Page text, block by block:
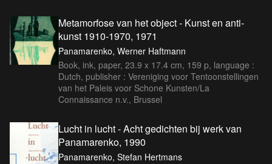
Metamorfose van het object - Kunst en anti-
kunst 1910-1970, 1971
Panamarenko, Werner Haftmann
Book, ink, paper, 23.9 x 17.4 cm, 159 p, language :
Dutch, publisher : Vereniging voor Tentoonstellingen
van het Paleis voor Schone Kunsten/La
Connaissance n.v., Brussel
Lucht in lucht - Acht gedichten bij werk van
Panamarenko, 1990
Panamarenko, Stefan Hertmans